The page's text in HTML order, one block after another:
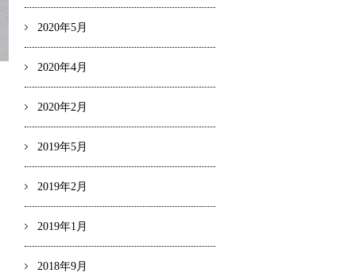
2020年5月
2020年4月
2020年2月
2019年5月
2019年2月
2019年1月
2018年9月